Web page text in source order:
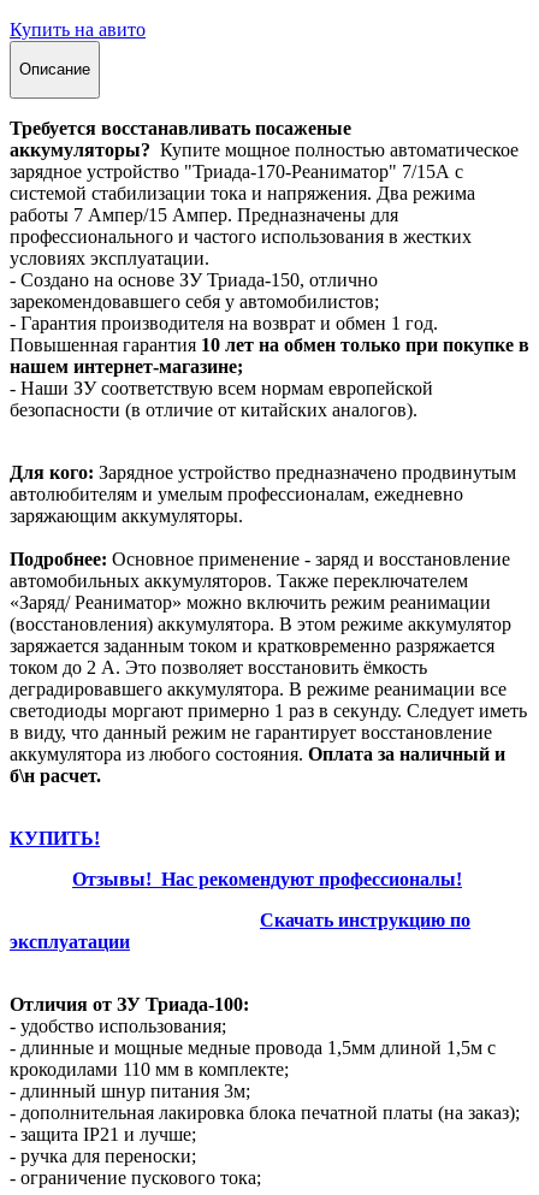
Купить на авито
Описание
Требуется восстанавливать посаженые
аккумуляторы? Купите мощное полностью автоматическое
зарядное устройство "Триада-170-Реаниматор" 7/15А с
системой стабилизации тока и напряжения. Два режима
работы 7 Ампер/15 Ампер. Предназначены для
профессионального и частого использования в жестких
условиях эксплуатации.
- Создано на основе ЗУ Триада-150, отлично
зарекомендовавшего себя у автомобилистов;
- Гарантия производителя на возврат и обмен 1 год.
Повышенная гарантия 10 лет на обмен только при покупке в
нашем интернет-магазине;
- Наши ЗУ соответствую всем нормам европейской
безопасности (в отличие от китайских аналогов).
Для кого: Зарядное устройство предназначено продвинутым
автолюбителям и умелым профессионалам, ежедневно
заряжающим аккумуляторы.
Подробнее: Основное применение - заряд и восстановление
автомобильных аккумуляторов. Также переключателем
«Заряд/ Реаниматор» можно включить режим реанимации
(восстановления) аккумулятора. В этом режиме аккумулятор
заряжается заданным током и кратковременно разряжается
током до 2 А. Это позволяет восстановить ёмкость
деградировавшего аккумулятора. В режиме реанимации все
светодиоды моргают примерно 1 раз в секунду. Следует иметь
в виду, что данный режим не гарантирует восстановление
аккумулятора из любого состояния. Оплата за наличный и
б\н расчет.
КУПИТЬ!
Отзывы! Нас рекомендуют профессионалы!
Скачать инструкцию по
эксплуатации
Отличия от ЗУ Триада-100:
- удобство использования;
- длинные и мощные медные провода 1,5мм длиной 1,5м с
крокодилами 110 мм в комплекте;
- длинный шнур питания 3м;
- дополнительная лакировка блока печатной платы (на заказ);
- защита IP21 и лучше;
- ручка для переноски;
- ограничение пускового тока;